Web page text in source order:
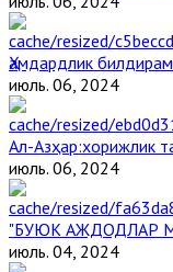
Ҳамдардлик
июль. 06, 2024
Aл-Aзҳар:хорижлик
июль. 06, 2024
"БУЮК АЖДОДЛАР
июль. 04, 2024